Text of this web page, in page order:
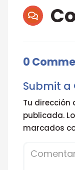

0
Submit
Tu dirección
publicada.
marcados